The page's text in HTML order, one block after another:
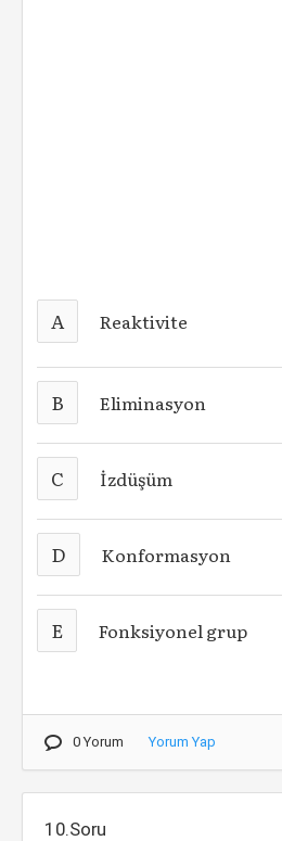
A Reaktivite
B Eliminasyon
C İzdüşüm
D Konformasyon
E Fonksiyonel grup
0 Yorum Yorum Yap
10.Soru